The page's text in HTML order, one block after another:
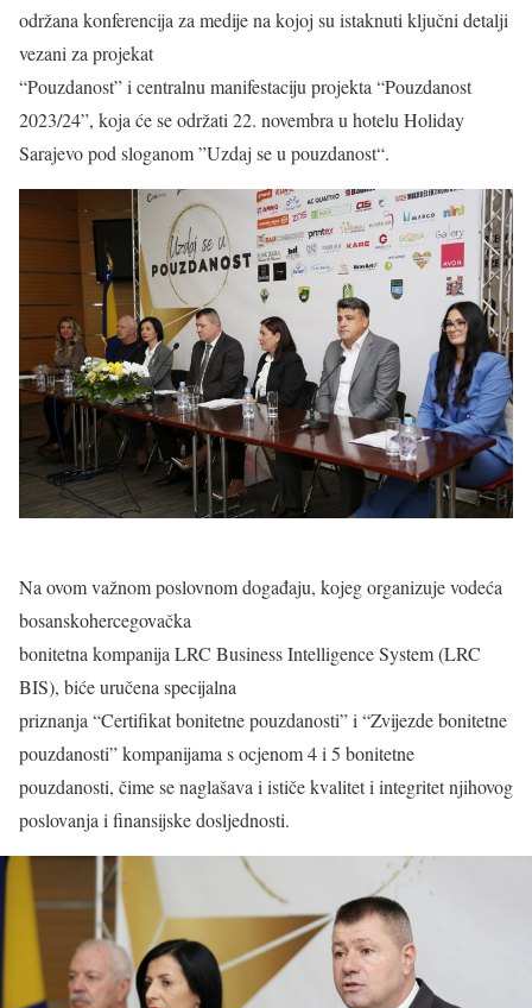
održana konferencija za medije na kojoj su istaknuti ključni detalji
vezani za projekat
“Pouzdanost” i centralnu manifestaciju projekta “Pouzdanost
2023/24”, koja će se održati 22. novembra u hotelu Holiday
Sarajevo pod sloganom ”Uzdaj se u pouzdanost“.
Na ovom važnom poslovnom događaju, kojeg organizuje vodeća
bosanskohercegovačka
bonitetna kompanija LRC Business Intelligence System (LRC
BIS), biće uručena specijalna
priznanja “Certifikat bonitetne pouzdanosti” i “Zvijezde bonitetne
pouzdanosti” kompanijama s ocjenom 4 i 5 bonitetne
pouzdanosti, čime se naglašava i ističe kvalitet i integritet njihovog
poslovanja i finansijske dosljednosti.